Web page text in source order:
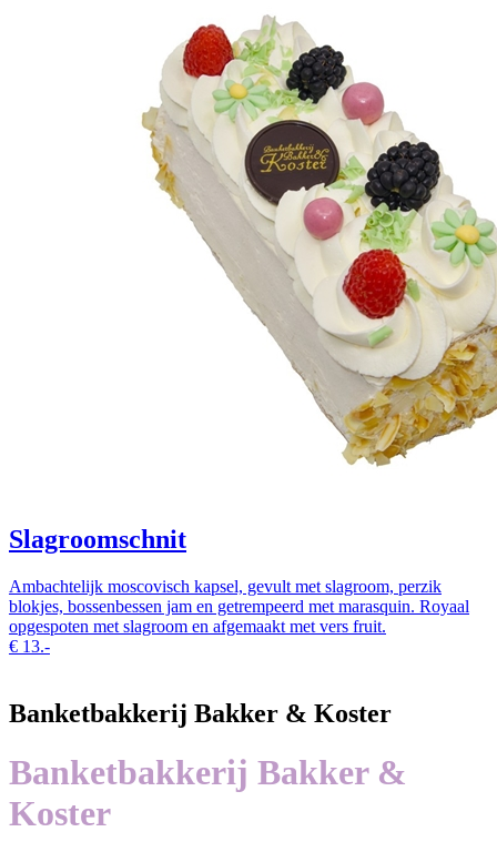
Slagroomschnit
Ambachtelijk moscovisch kapsel, gevult met slagroom, perzik
blokjes, bossenbessen jam en getrempeerd met marasquin. Royaal
opgespoten met slagroom en afgemaakt met vers fruit.
€ 13.-
Banketbakkerij Bakker & Koster
Banketbakkerij Bakker &
Koster